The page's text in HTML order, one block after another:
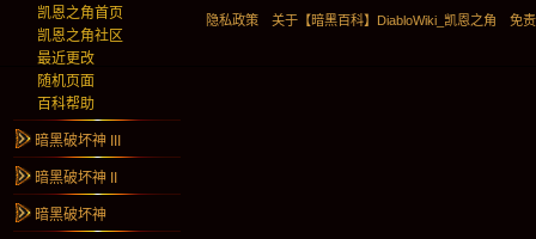
凯恩之角首页
凯恩之角社区
最近更改
随机页面
百科帮助
暗黑破坏神 III
暗黑破坏神 II
暗黑破坏神
隐私政策 关于【暗黑百科】DiabloWiki_凯恩之角 免